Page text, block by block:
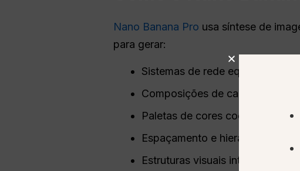
Nano Banana Pro usa síntese de
para gerar:
Sistemas de rede equilibrados
Composições de capas de nível
Paletas de cores coesas
Espaçamento e hierarquia
Estruturas visuais interpretáveis